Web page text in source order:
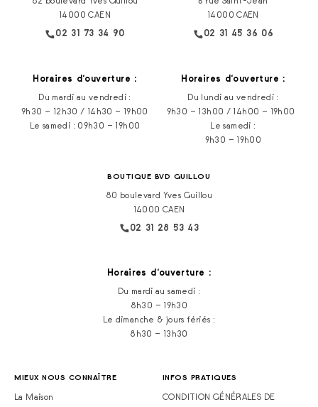
14000 CAEN
02 31 73 34 90
Horaires d‘ouverture :
Du mardi au vendredi :
9h30 – 12h30 / 14h30 – 19h00
Le samedi : 09h30 – 19h00
14000 CAEN
02 31 45 36 06
Horaires d‘ouverture :
Du lundi au vendredi :
9h30 – 13h00 / 14h00 – 19h00
Le samedi :
9h30 – 19h00
BOUTIQUE BVD GUILLOU
80 boulevard Yves Guillou
14000 CAEN
02 31 28 53 43
Horaires d‘ouverture :
Du mardi au samedi :
8h30 – 19h30
Le dimanche & jours fériés :
8h30 – 13h30
MIEUX NOUS CONNAÎTRE
La Maison
INFOS PRATIQUES
CONDITION GÉNÉRALES DE